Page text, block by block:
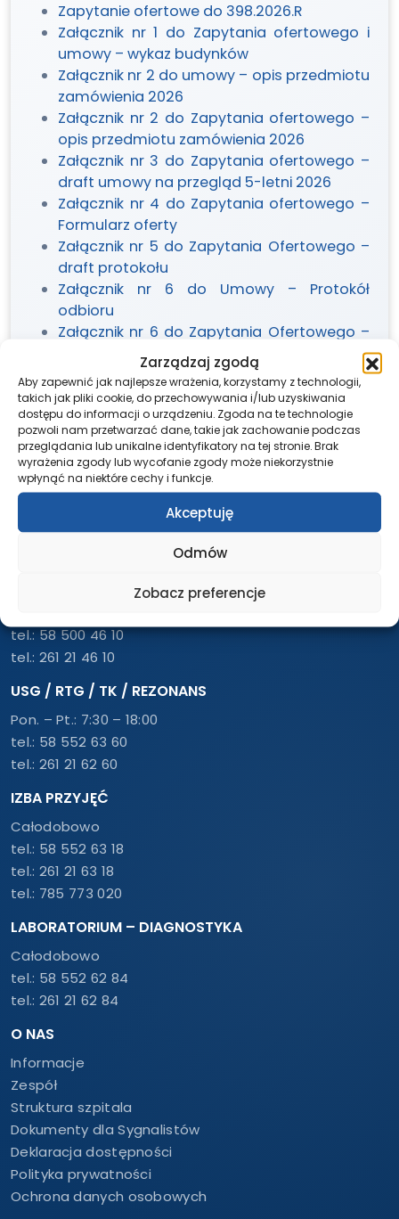
Zarządzaj zgodą
Aby zapewnić jak najlepsze wrażenia, korzystamy z technologii,
takich jak pliki cookie, do przechowywania i/lub uzyskiwania
dostępu do informacji o urządzeniu. Zgoda na te technologie
pozwoli nam przetwarzać dane, takie jak zachowanie podczas
przeglądania lub unikalne identyfikatory na tej stronie. Brak
wyrażenia zgody lub wycofanie zgody może niekorzystnie
wpłynąć na niektóre cechy i funkcje.
Akceptuję
Odmów
Zobacz preferencje
Zapytanie ofertowe do 398.2026.R
Załącznik nr 1 do Zapytania ofertowego i
umowy – wykaz budynków
Załącznik nr 2 do umowy – opis przedmiotu
zamówienia 2026
Załącznik nr 2 do Zapytania ofertowego –
opis przedmiotu zamówienia 2026
Załącznik nr 3 do Zapytania ofertowego –
draft umowy na przegląd 5-letni 2026
Załącznik nr 4 do Zapytania ofertowego –
Formularz oferty
Załącznik nr 5 do Zapytania Ofertowego –
draft protokołu
Załącznik nr 6 do Umowy – Protokół
odbioru
Załącznik nr 6 do Zapytania Ofertowego –
Informacja o wyborze oferty 305 2026 R
Udostępnij ten post
REJESTRACJA – PRZYCHODNIA
tel.:58 500 46 10
tel.: 261 21 46 10
USG / RTG / TK / REZONANS
Pon. – Pt.: 7:30 – 18:00
tel.: 58 552 63 60
tel.: 261 21 62 60
IZBA PRZYJĘĆ
Całodobowo
tel.: 58 552 63 18
tel.: 261 21 63 18
tel.: 785 773 020
LABORATORIUM – DIAGNOSTYKA
Całodobowo
tel.: 58 552 62 84
tel.: 261 21 62 84
O NAS
Informacje
Zespół
Struktura szpitala
Dokumenty dla Sygnalistów
Deklaracja dostępności
Polityka prywatności
Ochrona danych osobowych